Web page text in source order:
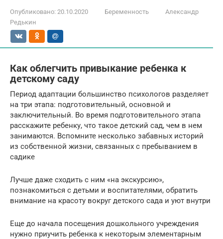
Опубликовано: 20.10.2020 Беременность
Александр
Редькин
Как облегчить привыкание ребенка к
детскому саду
Период адаптации большинство психологов разделяет
на три этапа: подготовительный, основной и
заключительный. Во время подготовительного этапа
расскажите ребенку, что такое детский сад, чем в нем
занимаются. Вспомните несколько забавных историй
из собственной жизни, связанных с пребыванием в
садике
Лучше даже сходить с ним «на экскурсию»,
познакомиться с детьми и воспитателями, обратить
внимание на красоту вокруг детского сада и уют внутри
Еще до начала посещения дошкольного учреждения
нужно приучить ребенка к некоторым элементарным